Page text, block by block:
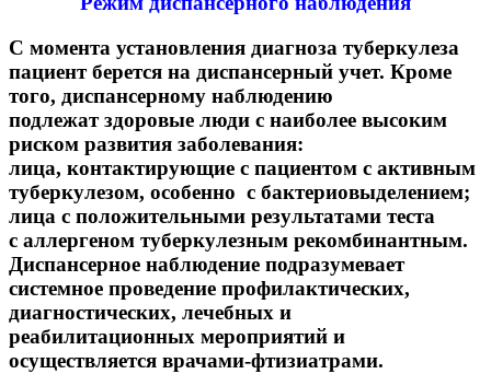
С момента установления диагноза туберкулеза
пациент берется на диспансерный учет. Кроме
того, диспансерному наблюдению
подлежат здоровые люди с наиболее высоким
риском развития заболевания:
лица, контактирующие с пациентом с активным
туберкулезом, особенно с бактериовыделением;
лица с положительными результатами теста
с аллергеном туберкулезным рекомбинантным.
Диспансерное наблюдение подразумевает
системное проведение профилактических,
диагностических, лечебных и
реабилитационных мероприятий и
осуществляется врачами-фтизиатрами.